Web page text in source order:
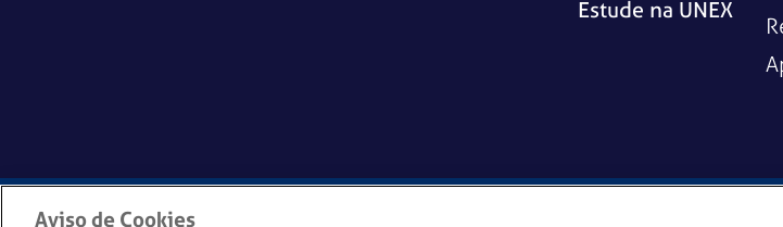
Estude na UNEX
Política de Privacidade
Aviso de Cookies